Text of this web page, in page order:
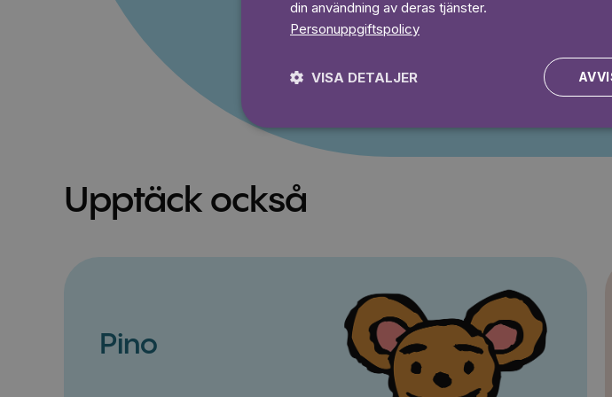
Kampanjen gäller nya kunder
Upptäck också
Pino
din användning av deras tjänster.
Personuppgiftspolicy
VISA DETALJER